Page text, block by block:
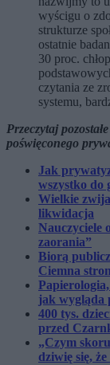
wyścigu o
strukturze
ostatnie
30 proc.
czytania ze
systemu,
Przeczytaj
poświęconego
Jak
wszystko do
Wielkie
likwidacja
Nauczyciele
zaorania”
Biorą
Ciemna
jak wygląda
400 tys.
przed
„Czym
dziwię się,